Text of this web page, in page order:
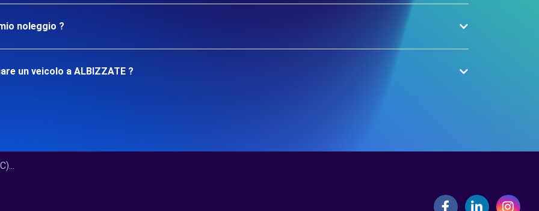
noleggio ?
un veicolo a ALBIZZATE ?